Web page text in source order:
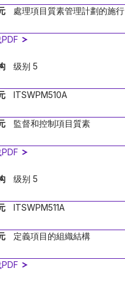
處理項目質素管理計劃的施行
级别 5
ITSWPM510A
監督和控制項目質素
级别 5
ITSWPM511A
定義項目的組織結構